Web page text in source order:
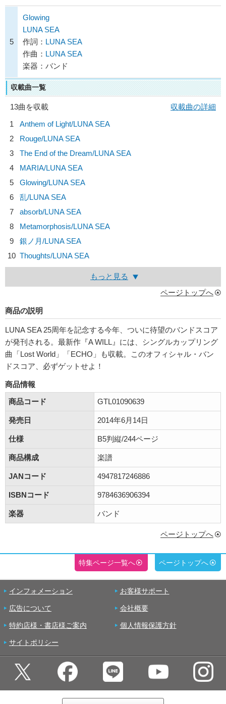
5
Glowing
LUNA SEA
作詞： LUNA SEA
作曲： LUNA SEA
楽器：バンド
収載曲一覧
13曲を収載
収載曲の詳細
1
Anthem of Light/LUNA SEA
2
Rouge/LUNA SEA
3
The End of the Dream/LUNA SEA
4
MARIA/LUNA SEA
5
Glowing/LUNA SEA
6
乱/LUNA SEA
7
absorb/LUNA SEA
8
Metamorphosis/LUNA SEA
9
銀ノ月/LUNA SEA
10 Thoughts/LUNA SEA
もっと見る
ページトップへ
商品の説明
LUNA SEA 25周年を記念する今年、ついに待望のバンドスコア
が発刊される。最新作『A WILL』には、シングルカップリング
曲「Lost World」「ECHO」も収載。このオフィシャル・バン
ドスコア、必ずゲットせよ！
商品情報
商品コード
GTL01090639
発売日 2014年6月14日
仕様 B5判縦/244ページ
商品構成 楽譜
JANコード 4947817246886
ISBNコード 9784636906394
楽器 バンド
ページトップへ
特集ページ一覧へ ページトップへ
インフォメーション お客様サポート
広告について 会社概要
特約店様・書店様ご案内 個人情報保護方針
サイトポリシー